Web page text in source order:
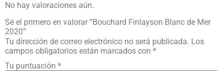
No hay valoraciones aún.
Sé el primero en valorar “Bouchard Finlayson Blanc de Mer
2020”
Tu dirección de correo electrónico no será publicada. Los
campos obligatorios están marcados con *
Tu puntuación *